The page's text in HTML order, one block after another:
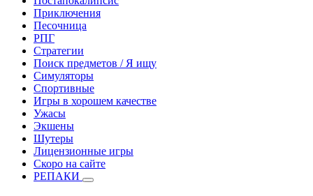
Приключения
Песочница
РПГ
Стратегии
Поиск предметов / Я ищу
Симуляторы
Спортивные
Игры в хорошем качестве
Ужасы
Экшены
Шутеры
Лицензионные игры
Скоро на сайте
РЕПАКИ